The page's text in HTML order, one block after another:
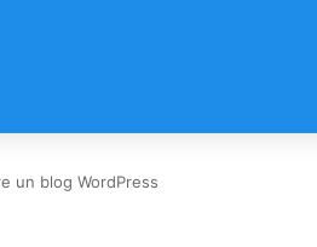
un blog WordPress